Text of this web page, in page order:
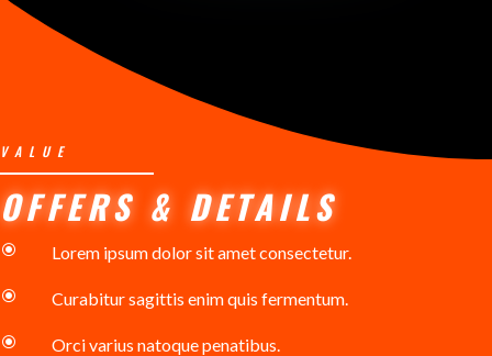
VALUE
OFFERS & DETAILS
\ Lorem ipsum dolor sit amet consectetur.
\ Curabitur sagittis enim quis fermentum.
\ Orci varius natoque penatibus.